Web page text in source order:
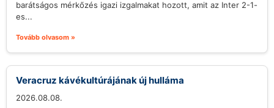
barátságos mérkőzés igazi izgalmakat hozott, amit az Inter 2-1-
es...
Tovább olvasom »
Veracruz kávékultúrájának új hulláma
2026.08.08.